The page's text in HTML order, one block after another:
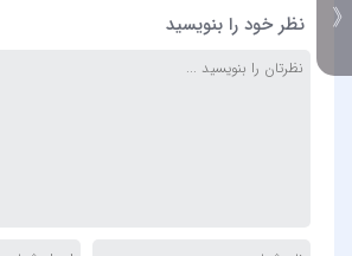
نظر خود را بنویسید